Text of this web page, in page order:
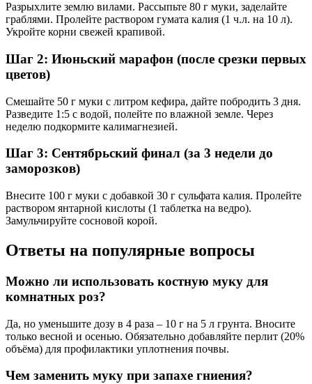
Разрыхлите землю вилами. Рассыпьте 80 г муки, заделайте
граблями. Пролейте раствором гумата калия (1 ч.л. на 10 л).
Укройте корни свежей крапивой.
Шаг 2: Июньский марафон (после срезки первых
цветов)
Смешайте 50 г муки с литром кефира, дайте побродить 3 дня.
Разведите 1:5 с водой, полейте по влажной земле. Через
неделю подкормите калимагнезией.
Шаг 3: Сентябрьский финал (за 3 недели до
заморозков)
Внесите 100 г муки с добавкой 30 г сульфата калия. Пролейте
раствором янтарной кислоты (1 таблетка на ведро).
Замульчируйте сосновой корой.
Ответы на популярные вопросы
Можно ли использовать костную муку для
комнатных роз?
Да, но уменьшите дозу в 4 раза – 10 г на 5 л грунта. Вносите
только весной и осенью. Обязательно добавляйте перлит (20%
объёма) для профилактики уплотнения почвы.
Чем заменить муку при запахе гниения?